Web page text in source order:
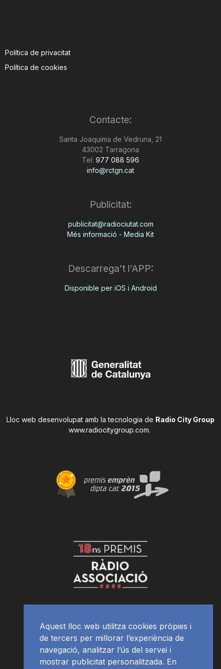
Política de privacitat
Política de cookies
Contacte:
Santa Joaquima de Vedruna, 21
43002 Tarragona
Tel: 977 088 596
info@rctgn.cat
Publicitat:
publicitat@radiociutat.com
Més informació - Media Kit
Descarrega't l'APP:
Disponible per iOS i Android
Lloc web desenvolupat amb la tecnologia de Radio City Group
www.radiocitygroup.com.
Aquest lloc web utilitza cookies pròpies i
de tercers per millorar l’experiència de
navegació, analitzar l’ús del servei i
mostrar publicitat personalitzada. En